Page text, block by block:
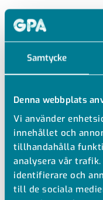
Samtycke
Denna webbplats
Vi använder
innehållet och
tillhandahålla
analysera vår
identifierare och
till de sociala
RECYFIX
MER
Kombinerad ränna
Ovanpåliggande
Bultlås som
Galler i
Utan inbyggt fall
Förberedda för